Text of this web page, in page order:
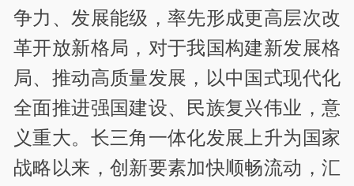
争力、发展能级，率先形成更高层次改
革开放新格局，对于我国构建新发展格
局、推动高质量发展，以中国式现代化
全面推进强国建设、民族复兴伟业，意
义重大。长三角一体化发展上升为国家
战略以来，创新要素加快顺畅流动，汇